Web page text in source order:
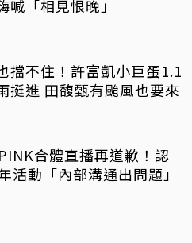
喊「相見恨晚」
擋不住！許富凱小巨蛋1.1
挺進 田馥甄有颱風也要來
合體直播再道歉！認
活動「內部溝通出問題」